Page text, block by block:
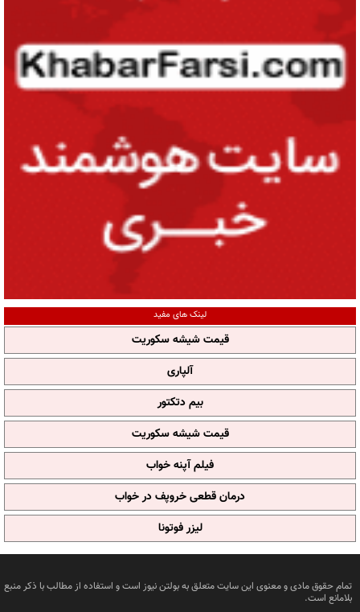
لینک های مفید
قیمت شیشه سکوریت
آلپاری
بیم دتکتور
قیمت شیشه سکوریت
فیلم آپنه خواب
درمان قطعی خروپف در خواب
لیزر فوتونا
تمام حقوق مادی و معنوی این سایت متعلق به بولتن نیوز است و استفاده از مطالب با ذکر منبع
بلامانع است.